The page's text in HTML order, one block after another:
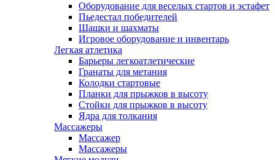
Оборудование для веселых стартов и эстафет
Пьедестал победителей
Шашки и шахматы
Игровое оборудование и инвентарь
Легкая атлетика
Барьеры легкоатлетические
Гранаты для метания
Колодки стартовые
Планки для прыжков в высоту
Стойки для прыжков в высоту
Ядра для толкания
Массажеры
Массажер
Массажеры